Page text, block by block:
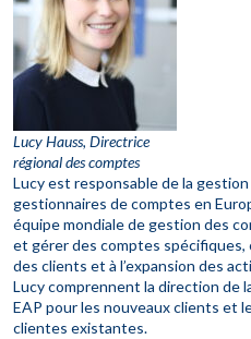
Lucy Hauss, Directrice
régional des comptes
Lucy est responsable de la
gestionnaires de comptes en
équipe mondiale de gestion des
et gérer des comptes
des clients et à l’expansion des
Lucy comprennent la direction de
EAP pour les nouveaux clients et
clientes existantes.